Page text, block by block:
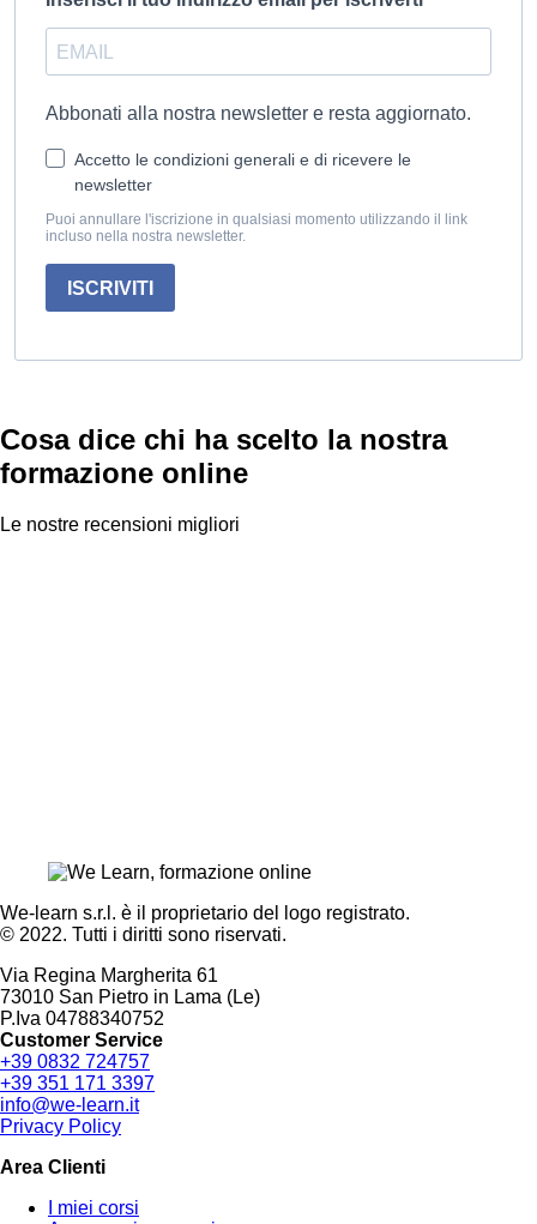
Abbonati alla nostra newsletter e resta aggiornato.
Accetto le condizioni generali e di ricevere le
newsletter
Puoi annullare l'iscrizione in qualsiasi momento utilizzando il link
incluso nella nostra newsletter.
ISCRIVITI
Cosa dice chi ha scelto la nostra
formazione online
Le nostre recensioni migliori
We-learn s.r.l. è il proprietario del logo registrato.
© 2022. Tutti i diritti sono riservati.
Via Regina Margherita 61
73010 San Pietro in Lama (Le)
P.Iva 04788340752
Customer Service
+39 0832 724757
+39 351 171 3397
info@we-learn.it
Privacy Policy
Area Clienti
I miei corsi